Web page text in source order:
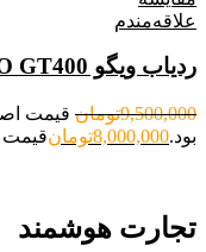
علاقه‌مندم
ردیاب ویگو E-WIGO GT400
9,500,000تومان
بود.8,000,000تومانقیمت فعلی:
تجارت هوشمند